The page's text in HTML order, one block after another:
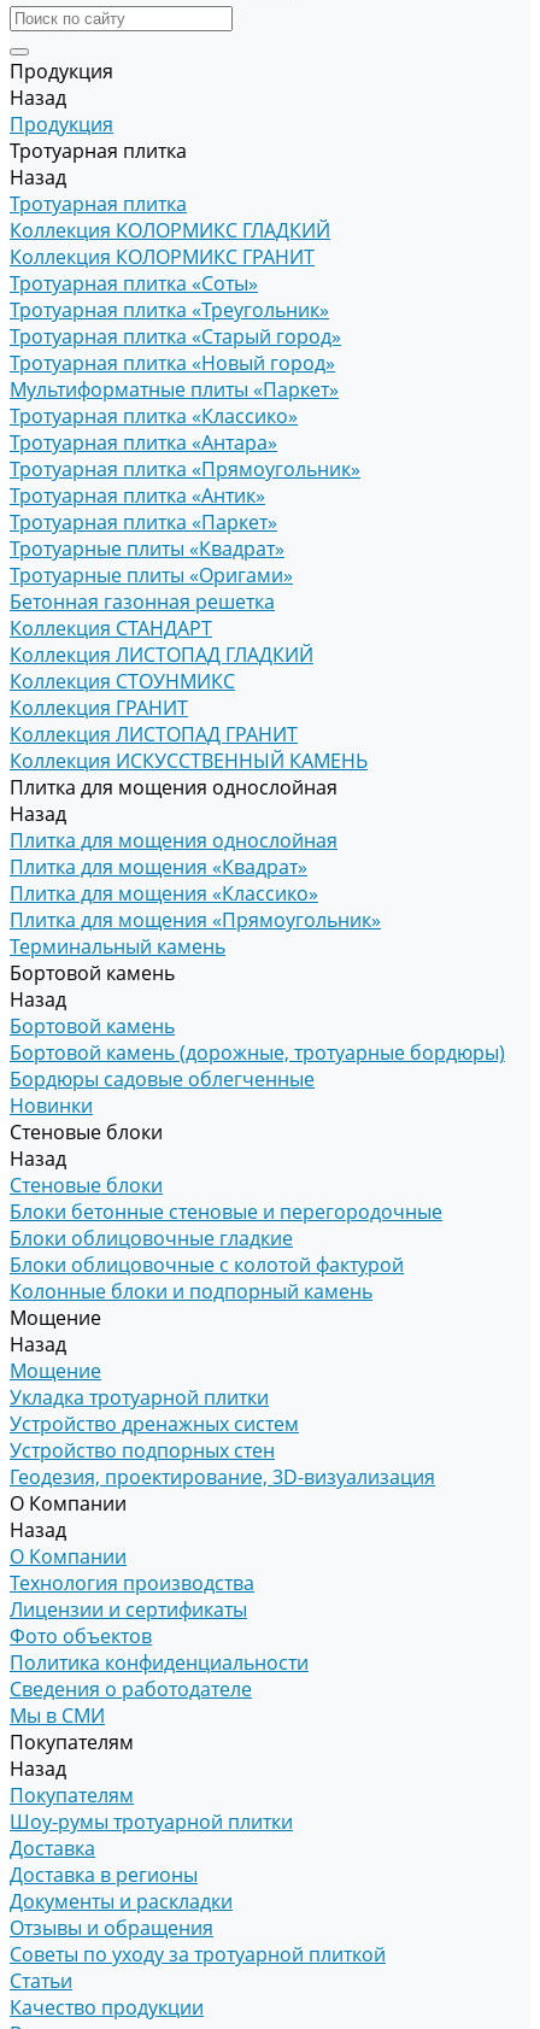
Продукция
Назад
Продукция
Тротуарная плитка
Назад
Тротуарная плитка
Коллекция КОЛОРМИКС ГЛАДКИЙ
Коллекция КОЛОРМИКС ГРАНИТ
Тротуарная плитка «Соты»
Тротуарная плитка «Треугольник»
Тротуарная плитка «Старый город»
Тротуарная плитка «Новый город»
Мультиформатные плиты «Паркет»
Тротуарная плитка «Классико»
Тротуарная плитка «Антара»
Тротуарная плитка «Прямоугольник»
Тротуарная плитка «Антик»
Тротуарная плитка «Паркет»
Тротуарные плиты «Квадрат»
Тротуарные плиты «Оригами»
Бетонная газонная решетка
Коллекция СТАНДАРТ
Коллекция ЛИСТОПАД ГЛАДКИЙ
Коллекция СТОУНМИКС
Коллекция ГРАНИТ
Коллекция ЛИСТОПАД ГРАНИТ
Коллекция ИСКУССТВЕННЫЙ КАМЕНЬ
Плитка для мощения однослойная
Назад
Плитка для мощения однослойная
Плитка для мощения «Квадрат»
Плитка для мощения «Классико»
Плитка для мощения «Прямоугольник»
Терминальный камень
Бортовой камень
Назад
Бортовой камень
Бортовой камень (дорожные, тротуарные бордюры)
Бордюры садовые облегченные
Новинки
Стеновые блоки
Назад
Стеновые блоки
Блоки бетонные стеновые и перегородочные
Блоки облицовочные гладкие
Блоки облицовочные с колотой фактурой
Колонные блоки и подпорный камень
Мощение
Назад
Мощение
Укладка тротуарной плитки
Устройство дренажных систем
Устройство подпорных стен
Геодезия, проектирование, 3D-визуализация
О Компании
Назад
О Компании
Технология производства
Лицензии и сертификаты
Фото объектов
Политика конфиденциальности
Сведения о работодателе
Мы в СМИ
Покупателям
Назад
Покупателям
Шоу-румы тротуарной плитки
Доставка
Доставка в регионы
Документы и раскладки
Отзывы и обращения
Советы по уходу за тротуарной плиткой
Статьи
Качество продукции